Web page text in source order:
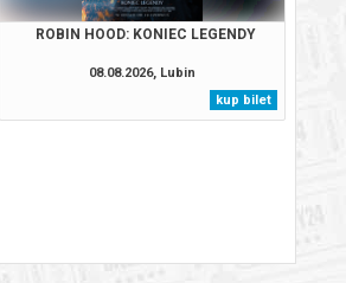
ROBIN HOOD: KONIEC LEGENDY
08.08.2026, Lubin
kup bilet